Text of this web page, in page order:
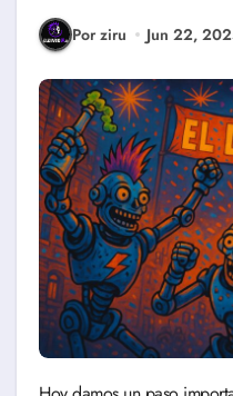
Por ziru Jun 22,